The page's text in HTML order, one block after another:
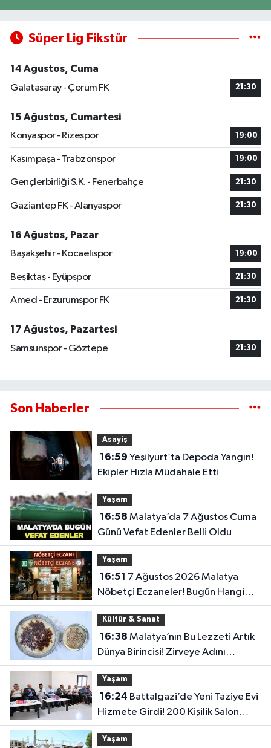
Süper Lig Fikstür
14 Ağustos, Cuma
Galatasaray - Çorum FK
21:30
15 Ağustos, Cumartesi
Konyaspor - Rizespor
19:00
Kasımpaşa - Trabzonspor 19:00
Gençlerbirliği S.K. - Fenerbahçe 21:30
Gaziantep FK - Alanyaspor 21:30
16 Ağustos, Pazar
Başakşehir - Kocaelispor
19:00
Beşiktaş - Eyüpspor 21:30
Amed - Erzurumspor FK 21:30
17 Ağustos, Pazartesi
Samsunspor - Göztepe
21:30
Son Haberler
Asayiş
16:59
Ekipler Hızla Müdahale Etti
Yaşam
16:58
Günü Vefat Edenler Belli Oldu
Yaşam
16:51
Nöbetçi Eczaneler! Bugün Hangi
Eczaneler Açık?
Kültür & Sanat
16:38
Dünya Birincisi! Zirveye Adını
Yazdırdı
Yaşam
16:24
Hizmete Girdi! 200 Kişilik Salon
Dikkat Çekti
Yaşam